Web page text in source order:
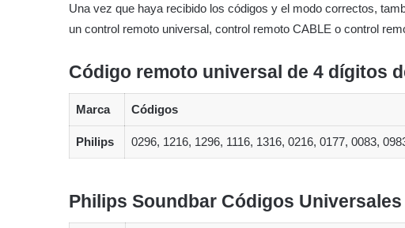
Una vez que haya recibido los códigos y el modo correctos,
un control remoto universal, control remoto CABLE o control
Código remoto universal de 4 dígitos
Marca Códigos
Philips 0296, 1216, 1296, 1116, 1316, 0216, 0177, 0083,
Philips Soundbar Códigos